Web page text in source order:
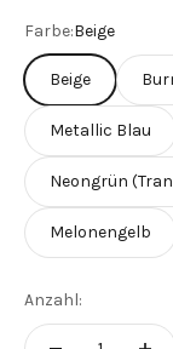
Farbe:Beige
Beige
Metallic Blau
Neongrün
Melonengelb
Anzahl: